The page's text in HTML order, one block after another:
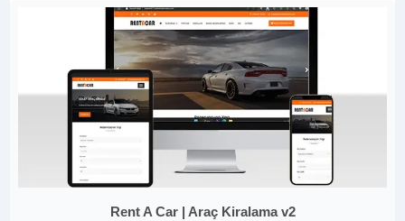
Rent A Car | Araç Kiralama v2